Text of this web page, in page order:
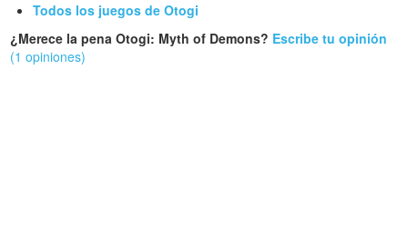
Todos los juegos de Otogi
¿Merece la pena Otogi: Myth of Demons? Escribe tu opinión
(1 opiniones)